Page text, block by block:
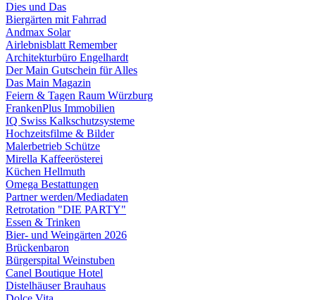
Dies und Das
Biergärten mit Fahrrad
Andmax Solar
Airlebnisblatt Remember
Architekturbüro Engelhardt
Der Main Gutschein für Alles
Das Main Magazin
Feiern & Tagen Raum Würzburg
FrankenPlus Immobilien
IQ Swiss Kalkschutzsysteme
Hochzeitsfilme & Bilder
Malerbetrieb Schütze
Mirella Kaffeerösterei
Küchen Hellmuth
Omega Bestattungen
Partner werden/Mediadaten
Retrotation "DIE PARTY"
Essen & Trinken
Bier- und Weingärten 2026
Brückenbaron
Bürgerspital Weinstuben
Canel Boutique Hotel
Distelhäuser Brauhaus